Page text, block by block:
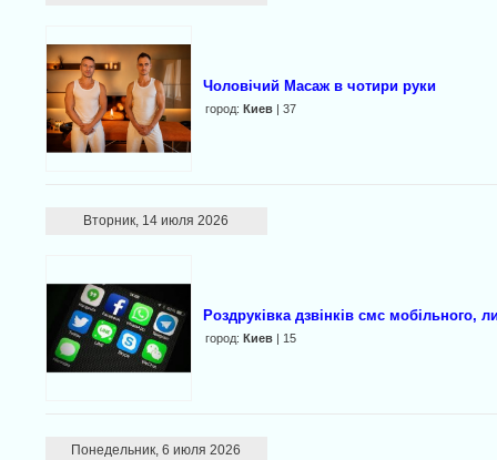
Чоловічий Масаж в чотири руки
город: Киев| 37
Вторник, 14 июля 2026
Роздруківка дзвінків смс мобільного,
город: Киев| 15
Понедельник, 6 июля 2026